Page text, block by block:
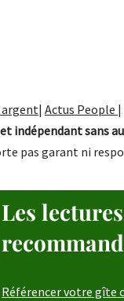
| Actus People |
indépendant sans
pas garant ni
Les lectures
Référencer votre gîte